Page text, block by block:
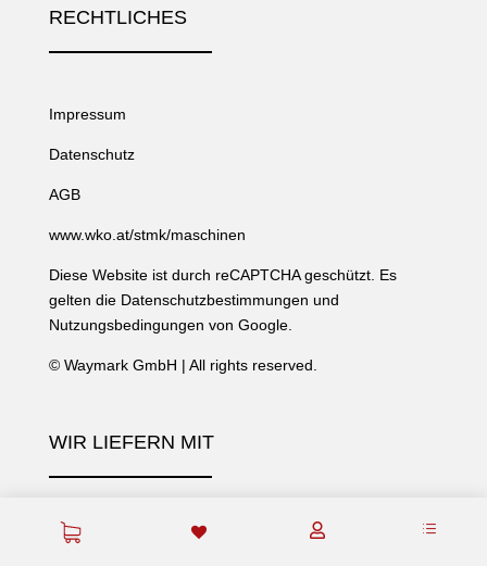
 d
WIR LIEFERN MIT
RECHTLICHES
Impressum
Datenschutz
AGB
www.wko.at/stmk/maschinen
Diese Website ist durch reCAPTCHA geschützt. Es
gelten die Datenschutzbestimmungen und
Nutzungsbedingungen von Google.
© Waymark GmbH | All rights reserved.